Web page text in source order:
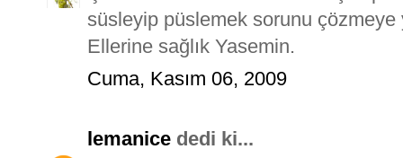
süsleyip püslemek sorunu çözmeye
Ellerine sağlık Yasemin.
Cuma, Kasım 06, 2009
lemanice dedi ki...